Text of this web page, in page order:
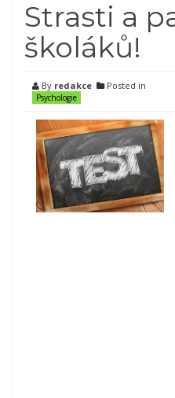
Strasti a
školáků!
By redakce Posted in
Psychologie